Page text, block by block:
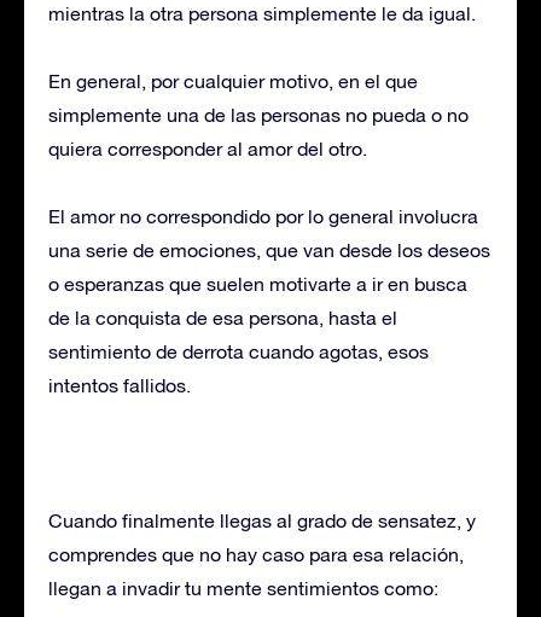
mientras la otra persona simplemente le da igual.
En general, por cualquier motivo, en el que
simplemente una de las personas no pueda o no
quiera corresponder al amor del otro.
El amor no correspondido por lo general involucra
una serie de emociones, que van desde los deseos
o esperanzas que suelen motivarte a ir en busca
de la conquista de esa persona, hasta el
sentimiento de derrota cuando agotas, esos
intentos fallidos.
Cuando finalmente llegas al grado de sensatez, y
comprendes que no hay caso para esa relación,
llegan a invadir tu mente sentimientos como: